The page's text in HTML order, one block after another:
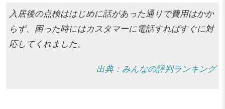
入居後の点検ははじめに話があった通りで費用はかか
らず、困った時にはカスタマーに電話すればすぐに対
応してくれました。
出典：みんなの評判ランキング